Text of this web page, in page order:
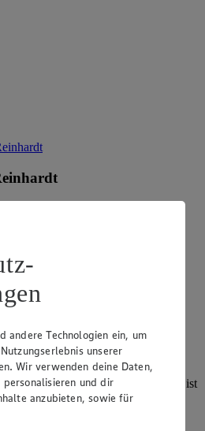
geschützt. Der
das Recht, den auf dieser
oder ausschnittsweise zu
Aus Gründen des Urheberrechts ist
Vervielfältigung von Bildmaterial
nicht gestattet.
andere Technologien ein, um
unserer
Wir verwenden deine Daten,
personalisieren und dir
anzubieten, sowie für